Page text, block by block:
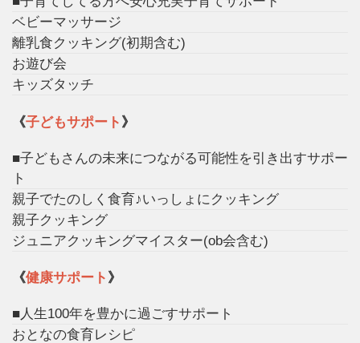
ベビーマッサージ
離乳食クッキング(初期含む)
お遊び会
キッズタッチ
《子どもサポート 》
■子どもさんの未来につながる可能性を引き出すサポー
ト
親子でたのしく食育♪いっしょにクッキング
親子クッキング
ジュニアクッキングマイスター(ob会含む)
《健康サポート 》
■人生100年を豊かに過ごすサポート
おとなの食育レシピ